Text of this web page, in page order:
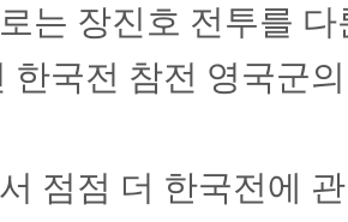
는 장진호 전투를
한국전 참전 영국군
점점 더 한국전에